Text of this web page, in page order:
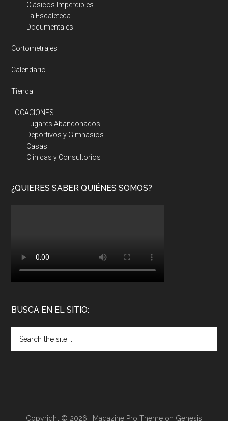
Clásicos Imperdibles
La Escaleteca
Documentales
Cortometrajes
Calendario
Tienda
LOCACIONES
Lugares Abandonados
Deportivos y Gimnasios
Casas
Clinicas y Consultorios
¿QUIERES SABER QUIÉNES SOMOS?
BUSCA EN EL SITIO:
Copyright © 2026 · Magazine Pro Theme on Genesis